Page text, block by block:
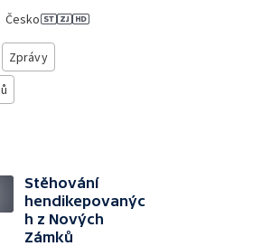
Česko
Zprávy
Stěhování
hendikepovanýc
h z Nových
Zámků